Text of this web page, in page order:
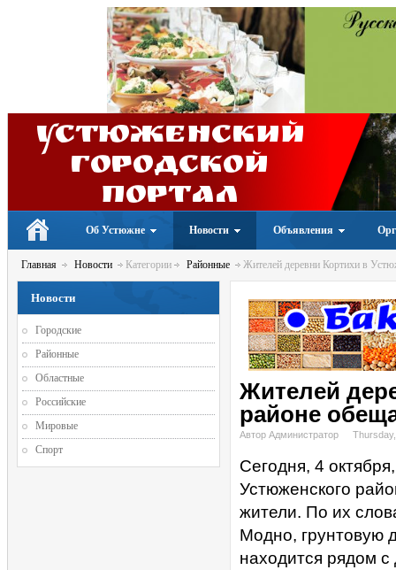
Устюженский
Городской
портал
Об Устюжне Новости Объявления
Главная Новости Категории Районные Жителей деревни Кортихи в
Жителей
районе
Автор Администратор
Сегодня, 4
Устюженского
жители. По их
Модно, грунтовую
находится рядом
Новости
Городские
Районные
Областные
Российские
Мировые
Спорт